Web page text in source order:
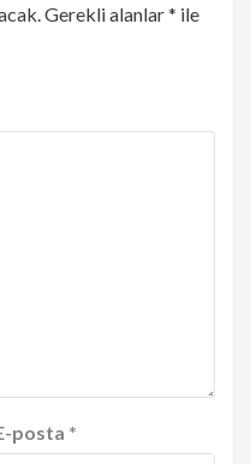
Gerekli alanlar* ile
posta *